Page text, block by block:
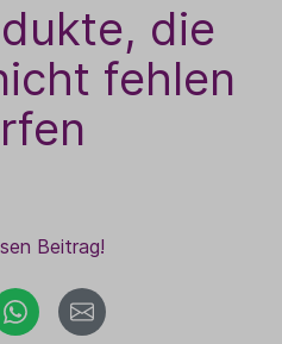
die
fehlen
Beitrag!